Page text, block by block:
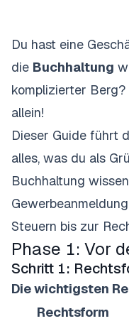
Du hast eine
die Buchhaltung
komplizierter Berg?
allein!
Dieser Guide führt
alles, was du als
Buchhaltung
Steuern bis zur
Phase 1: Vor
Schritt 1:
Die wichtigsten
Rechtsform